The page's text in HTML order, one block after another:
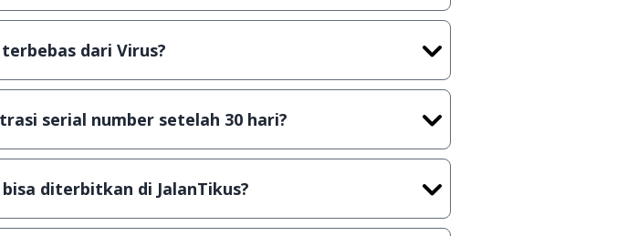
dan legal, dalam artian tidak (bajakan) hasil crack,
dari Virus?
(Kaspersky, AVG & Avast) sebelum menerbitkan suatu
serial number setelah 30 hari?
games yang dibagikan secara Shareware, dalam arti hanya
diterbitkan di JalanTikus?
menyertakan Nama Aplikasi/Games, Deskripsi serta